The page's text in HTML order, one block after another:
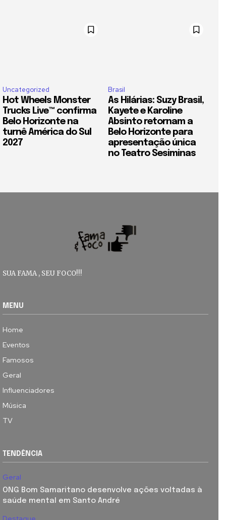
Uncategorized
Hot Wheels Monster
Trucks Live™ confirma
Belo Horizonte na
turnê América do Sul
2027
Brasil
As Hilárias: Suzy Brasil,
Kayete e Karoline
Absinto retornam a
Belo Horizonte para
apresentação única
no Teatro Sesiminas
SUA FAMA , SEU FOCO!!!
MENU
Home
Eventos
Famosos
Geral
Influenciadores
Música
TV
TENDÊNCIA
Geral
ONG Bom Samaritano desenvolve ações voltadas à
saúde mental em Santo André